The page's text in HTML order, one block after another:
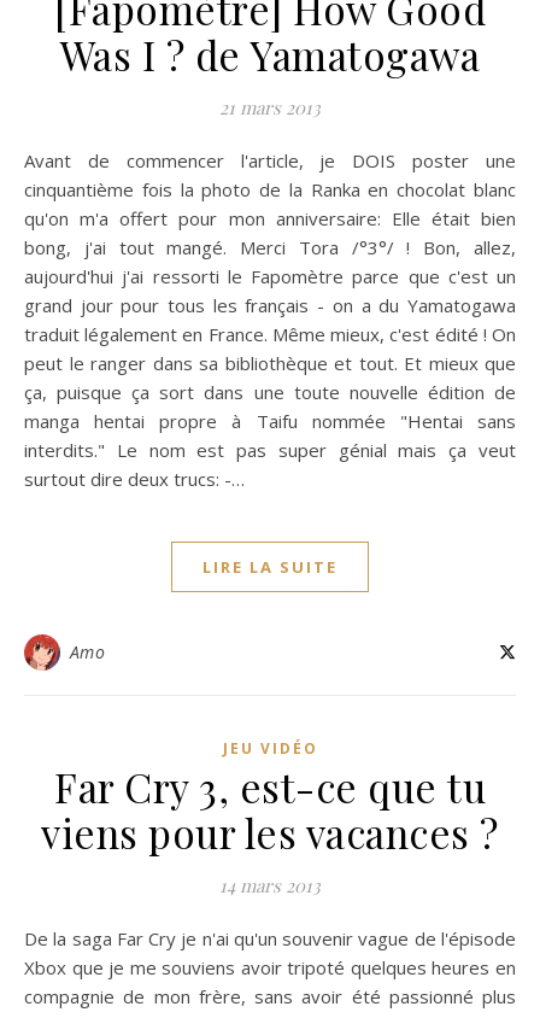
Was I ? de Yamatogawa
21 mars 2013
Avant de commencer l'article, je DOIS poster une
cinquantième fois la photo de la Ranka en chocolat blanc
qu'on m'a offert pour mon anniversaire: Elle était bien
bong, j'ai tout mangé. Merci Tora /°3°/ ! Bon, allez,
aujourd'hui j'ai ressorti le Fapomètre parce que c'est un
grand jour pour tous les français - on a du Yamatogawa
traduit légalement en France. Même mieux, c'est édité ! On
peut le ranger dans sa bibliothèque et tout. Et mieux que
ça, puisque ça sort dans une toute nouvelle édition de
manga hentai propre à Taifu nommée "Hentai sans
interdits." Le nom est pas super génial mais ça veut
surtout dire deux trucs: -…
LIRE LA SUITE
Amo
JEU VIDÉO
Far Cry 3, est-ce que tu
viens pour les vacances ?
14 mars 2013
De la saga Far Cry je n'ai qu'un souvenir vague de l'épisode
Xbox que je me souviens avoir tripoté quelques heures en
compagnie de mon frère, sans avoir été passionné plus